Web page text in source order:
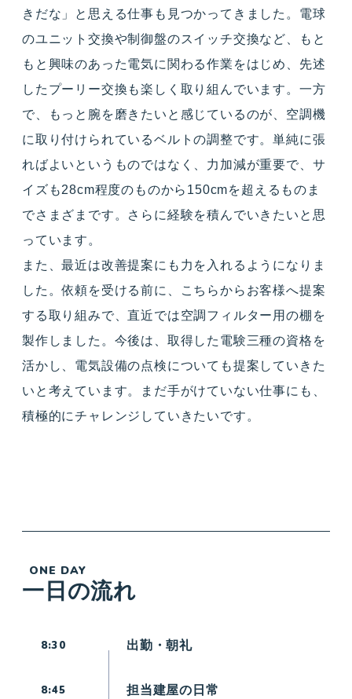
きだな」と思える仕事も見つかってきました。電球
のユニット交換や制御盤のスイッチ交換など、もと
もと興味のあった電気に関わる作業をはじめ、先述
したプーリー交換も楽しく取り組んでいます。一方
で、もっと腕を磨きたいと感じているのが、空調機
に取り付けられているベルトの調整です。単純に張
ればよいというものではなく、力加減が重要で、サ
イズも28cm程度のものから150cmを超えるものま
でさまざまです。さらに経験を積んでいきたいと思
っています。
また、最近は改善提案にも力を入れるようになりま
した。依頼を受ける前に、こちらからお客様へ提案
する取り組みで、直近では空調フィルター用の棚を
製作しました。今後は、取得した電験三種の資格を
活かし、電気設備の点検についても提案していきた
いと考えています。まだ手がけていない仕事にも、
積極的にチャレンジしていきたいです。
ONE DAY
一日の流れ
8:30 出勤・朝礼
8:45
担当建屋の日常